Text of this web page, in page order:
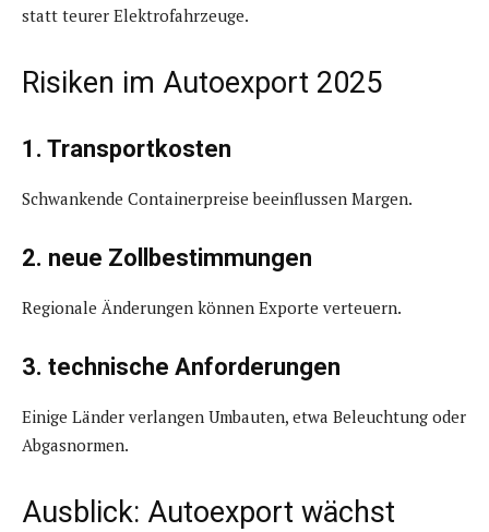
statt teurer Elektrofahrzeuge.
Risiken im Autoexport 2025
1. Transportkosten
Schwankende Containerpreise beeinflussen Margen.
2. neue Zollbestimmungen
Regionale Änderungen können Exporte verteuern.
3. technische Anforderungen
Einige Länder verlangen Umbauten, etwa Beleuchtung oder
Abgasnormen.
Ausblick: Autoexport wächst